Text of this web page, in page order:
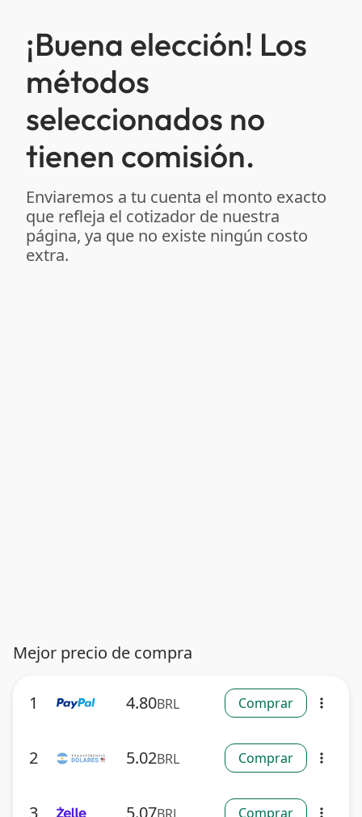
¡Buena elección! Los
métodos
seleccionados no
tienen comisión.
Enviaremos a tu cuenta el monto exacto
que refleja el cotizador de nuestra
página, ya que no existe ningún costo
extra.
Mejor precio de compra
1 4.80BRL Comprar more_vert
2 5.02BRL Comprar more_vert
3 5.07 Comprar more_vert